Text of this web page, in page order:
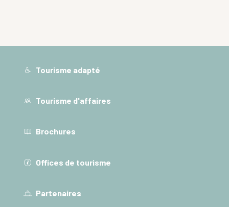
Tourisme adapté
Tourisme d'affaires
Brochures
Offices de tourisme
Partenaires